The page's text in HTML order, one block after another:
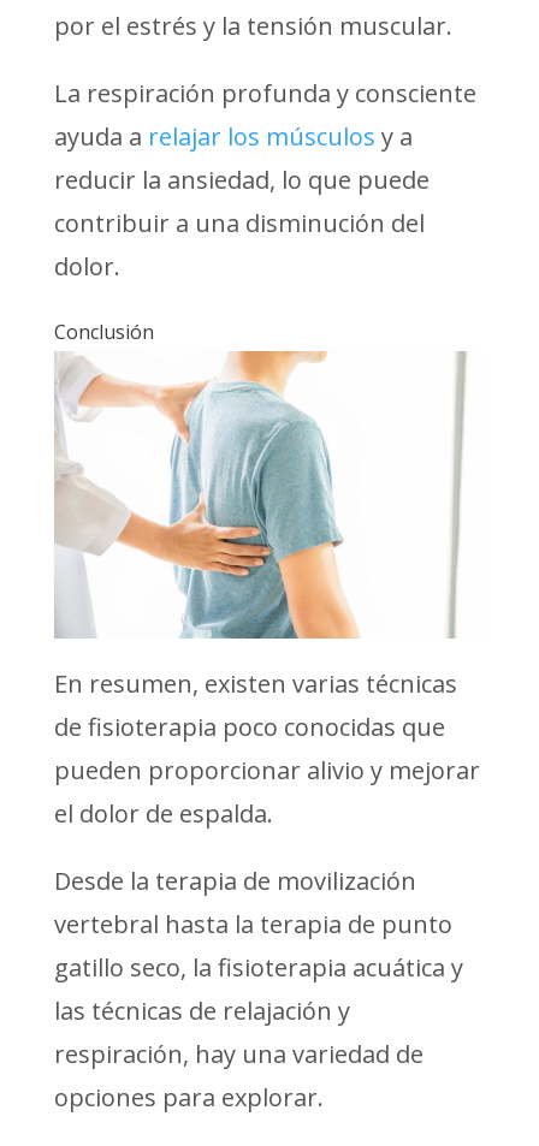
por el estrés y la tensión muscular.
La respiración profunda y consciente
ayuda a relajar los músculos y a
reducir la ansiedad, lo que puede
contribuir a una disminución del
dolor.
Conclusión
En resumen, existen varias técnicas
de fisioterapia poco conocidas que
pueden proporcionar alivio y mejorar
el dolor de espalda.
Desde la terapia de movilización
vertebral hasta la terapia de punto
gatillo seco, la fisioterapia acuática y
las técnicas de relajación y
respiración, hay una variedad de
opciones para explorar.